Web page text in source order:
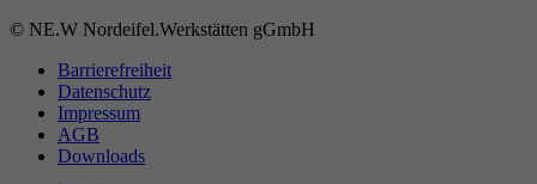
© NE.W Nordeifel.Werkstätten gGmbH
Barrierefreiheit
Datenschutz
Impressum
AGB
Downloads